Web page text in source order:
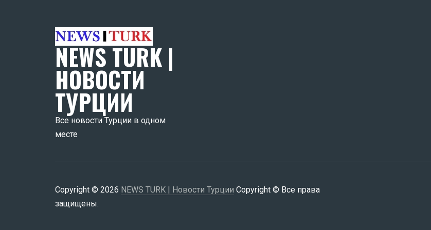
NEWS TURK |
НОВОСТИ
ТУРЦИИ
Все новости Турции в одном
месте
Copyright © 2026 NEWS TURK | Новости Турции Copyright © Все права
защищены.